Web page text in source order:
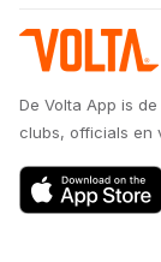
De Volta App is
clubs, officials en